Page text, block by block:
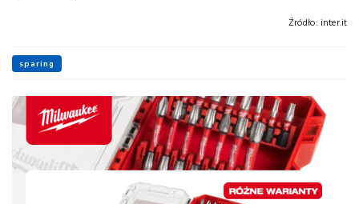
Źródło: inter.it
sparing